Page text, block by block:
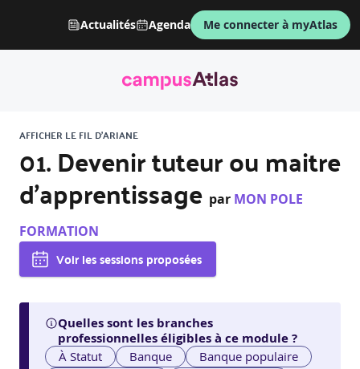
Actualités Agenda Me connecter à myAtlas
AFFICHER LE FIL D'ARIANE
01. Devenir tuteur ou maitre
d’apprentissage par MON POLE
FORMATION
Voir les sessions proposées
Quelles sont les branches
professionnelles éligibles à ce module ?
À Statut Banque
Banque populaire